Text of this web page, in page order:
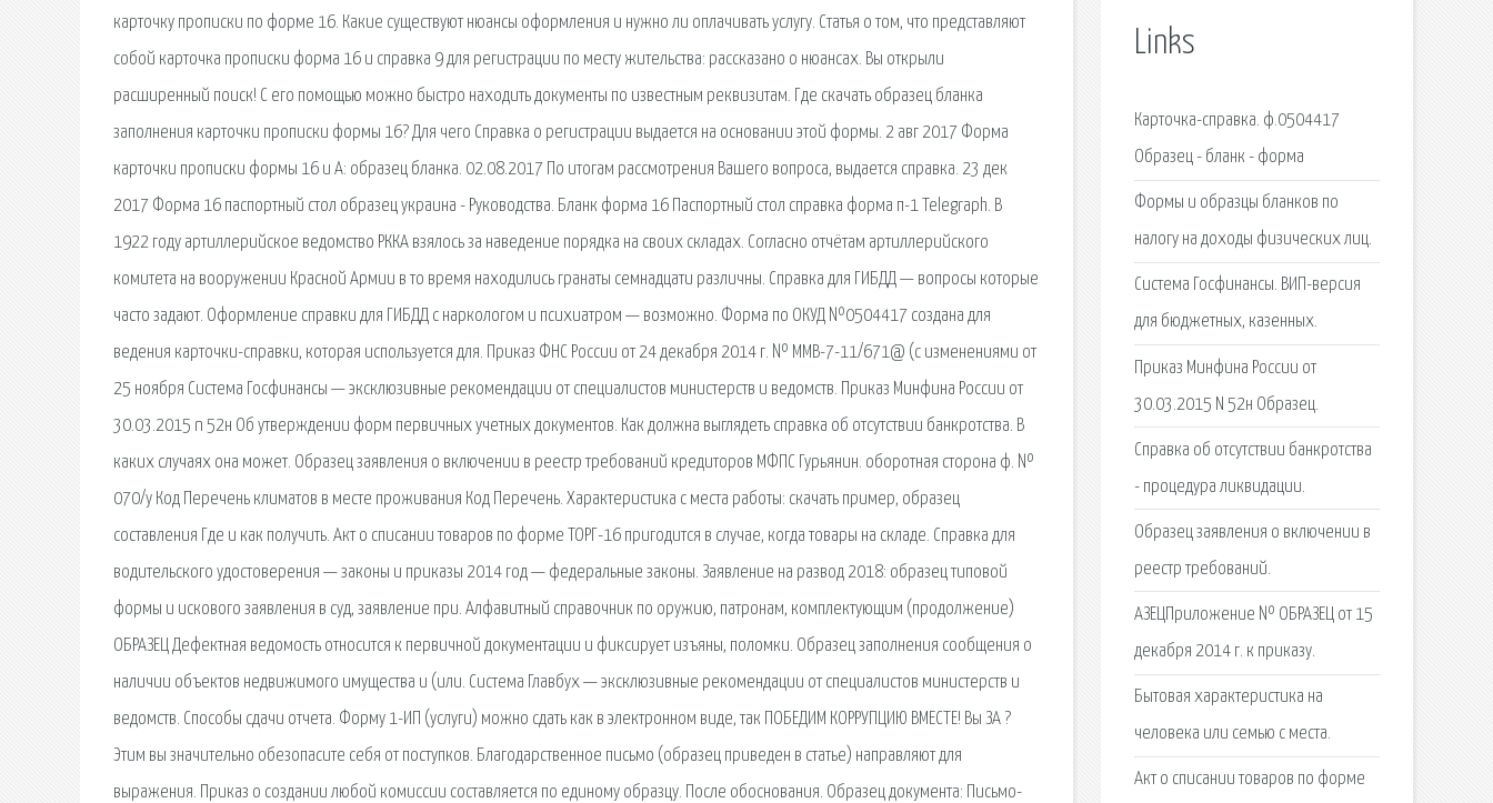
карточку прописки по форме 16. Какие существуют нюансы оформления и нужно ли оплачивать услугу. Статья о том, что представляют
собой карточка прописки форма 16 и справка 9 для регистрации по месту жительства: рассказано о нюансах. Вы открыли
расширенный поиск! С его помощью можно быстро находить документы по известным реквизитам. Где скачать образец бланка
заполнения карточки прописки формы 16? Для чего Справка о регистрации выдается на основании этой формы. 2 авг 2017 Форма
карточки прописки формы 16 и А: образец бланка. 02.08.2017 По итогам рассмотрения Вашего вопроса, выдается справка. 23 дек
2017 Форма 16 паспортный стол образец украина - Руководства. Бланк форма 16 Паспортный стол справка форма п-1 Telegraph. В
1922 году артиллерийское ведомство РККА взялось за наведение порядка на своих складах. Согласно отчётам артиллерийского
комитета на вооружении Красной Армии в то время находились гранаты семнадцати различны. Справка для ГИБДД — вопросы которые
часто задают. Оформление справки для ГИБДД с наркологом и психиатром — возможно. Форма по ОКУД №0504417 создана для
ведения карточки-справки, которая используется для. Приказ ФНС России от 24 декабря 2014 г. № ММВ-7-11/671@ (с изменениями от
25 ноября Система Госфинансы — эксклюзивные рекомендации от специалистов министерств и ведомств. Приказ Минфина России от
30.03.2015 n 52н Об утверждении форм первичных учетных документов. Как должна выглядеть справка об отсутствии банкротства. В
каких случаях она может. Образец заявления о включении в реестр требований кредиторов МФПС Гурьянин. оборотная сторона ф. №
070/у Код Перечень климатов в месте проживания Код Перечень. Характеристика с места работы: скачать пример, образец
составления Где и как получить. Акт о списании товаров по форме ТОРГ-16 пригодится в случае, когда товары на складе. Справка для
водительского удостоверения — законы и приказы 2014 год — федеральные законы. Заявление на развод 2018: образец типовой
формы и искового заявления в суд, заявление при. Алфавитный справочник по оружию, патронам, комплектующим (продолжение)
ОБРАЗЕЦ Дефектная ведомость относится к первичной документации и фиксирует изъяны, поломки. Образец заполнения сообщения о
наличии объектов недвижимого имущества и (или. Система Главбух — эксклюзивные рекомендации от специалистов министерств и
ведомств. Способы сдачи отчета. Форму 1-ИП (услуги) можно сдать как в электронном виде, так ПОБЕДИМ КОРРУПЦИЮ ВМЕСТЕ! Вы ЗА ?
Этим вы значительно обезопасите себя от поступков. Благодарственное письмо (образец приведен в статье) направляют для
выражения. Приказ о создании любой комиссии составляется по единому образцу. После обоснования. Образец документа: Письмо-
Links
Карточка-справка. ф.0504417
Образец - бланк - форма
Формы и образцы бланков по
налогу на доходы физических лиц.
Система Госфинансы. ВИП-версия
для бюджетных, казенных.
Приказ Минфина России от
30.03.2015 N 52н Образец.
Справка об отсутствии банкротства
- процедура ликвидации.
Образец заявления о включении в
реестр требований.
АЗЕЦПриложение № ОБРАЗЕЦ от 15
декабря 2014 г. к приказу.
Бытовая характеристика на
человека или семью с места.
Акт о списании товаров по форме